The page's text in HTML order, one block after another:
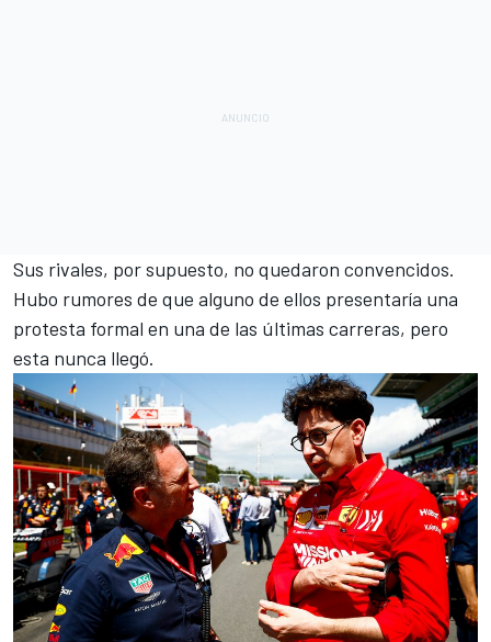
Sus rivales, por supuesto, no quedaron convencidos.
Hubo rumores de que alguno de ellos presentaría una
protesta formal en una de las últimas carreras, pero
esta nunca llegó.